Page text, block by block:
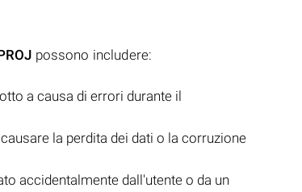
possono includere:
a causa di errori durante il
la perdita dei dati o la corruzione
accidentalmente dall'utente o da un